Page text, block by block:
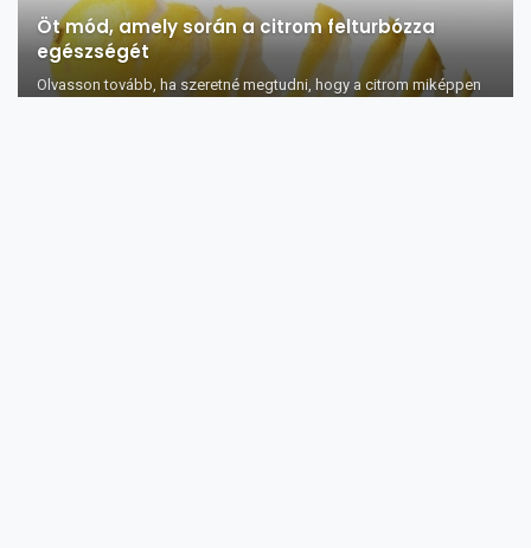
Öt mód, amely során a citrom felturbózza
egészségét
Olvasson tovább, ha szeretné megtudni, hogy a citrom miképpen